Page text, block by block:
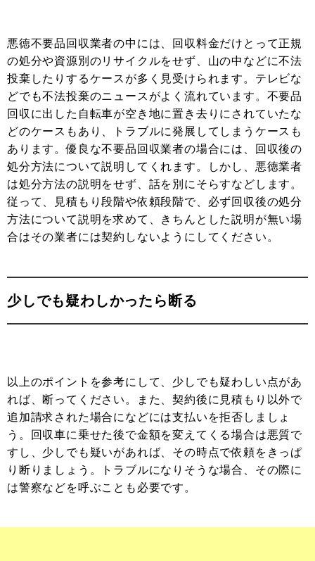
悪徳不要品回収業者の中には、回収料金だけとって正規
の処分や資源別のリサイクルをせず、山の中などに不法
投棄したりするケースが多く見受けられます。テレビな
どでも不法投棄のニュースがよく流れています。不要品
回収に出した自転車が空き地に置き去りにされていたな
どのケースもあり、トラブルに発展してしまうケースも
あります。優良な不要品回収業者の場合には、回収後の
処分方法について説明してくれます。しかし、悪徳業者
は処分方法の説明をせず、話を別にそらすなどします。
従って、見積もり段階や依頼段階で、必ず回収後の処分
方法について説明を求めて、きちんとした説明が無い場
合はその業者には契約しないようにしてください。
少しでも疑わしかったら断る
以上のポイントを参考にして、少しでも疑わしい点があ
れば、断ってください。また、契約後に見積もり以外で
追加請求された場合になどには支払いを拒否しましょ
う。回収車に乗せた後で金額を変えてくる場合は悪質で
すし、少しでも疑いがあれば、その時点で依頼をきっぱ
り断りましょう。トラブルになりそうな場合、その際に
は警察などを呼ぶことも必要です。